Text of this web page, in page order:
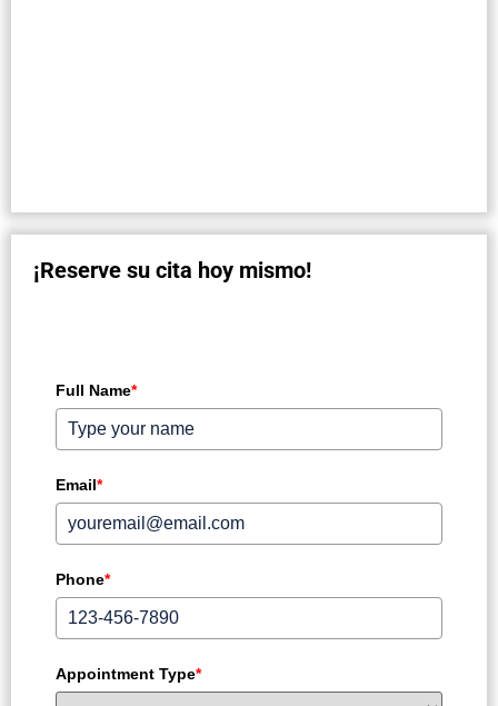
¡Reserve su cita hoy mismo!
Full Name*
Email*
Phone*
Appointment Type*